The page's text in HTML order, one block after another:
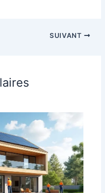
SUIVANT